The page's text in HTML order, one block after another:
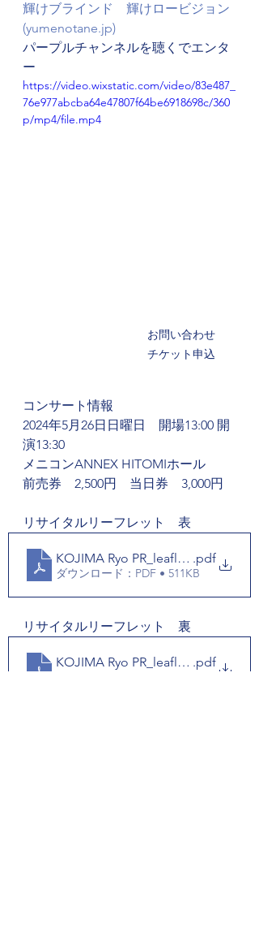
輝けブラインド　輝けロービジョン
(yumenotane.jp)
パープルチャンネルを聴くでエンタ
ー
https://video.wixstatic.com/video/83e487_
76e977abcba64e47807f64be6918698c/360
p/mp4/file.mp4
お問い合わせ
チケット申込
コンサート情報
2024年5月26日日曜日　開場13:00 開
演13:30
メニコンANNEX HITOMIホール
前売券　2,500円　当日券　3,000円
リサイタルリーフレット　表
KOJIMA Ryo PR_leaflet_F.pdf
ダウンロード：PDF • 511KB
リサイタルリーフレット　裏
KOJIMA Ryo PR_leaflet_B.pdf